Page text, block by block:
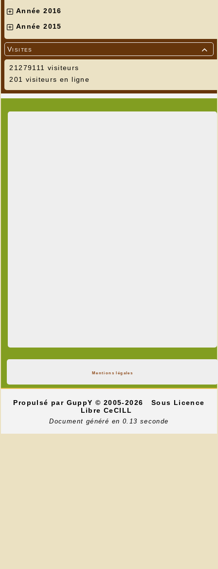
Année 2016
Année 2015

Visites
21279111 visiteurs
201 visiteurs en ligne
Mentions légales
Propulsé par GuppY© 2005-2026
Sous Licence
Libre CeCILL
Document généré en 0.13 seconde